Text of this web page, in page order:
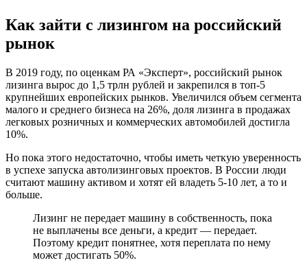
Как зайти с лизингом на российский
рынок
В 2019 году, по оценкам РА «Эксперт», российский рынок
лизинга вырос до 1,5 трлн рублей и закрепился в топ-5
крупнейших европейских рынков. Увеличился объем сегмента
малого и среднего бизнеса на 26%, доля лизинга в продажах
легковых розничных и коммерческих автомобилей достигла
10%.
Но пока этого недостаточно, чтобы иметь четкую уверенность
в успехе запуска автолизинговых проектов. В России люди
считают машину активом и хотят ей владеть 5-10 лет, а то и
больше.
Лизинг не передает машину в собственность, пока
не выплачены все деньги, а кредит — передает.
Поэтому кредит понятнее, хотя переплата по нему
может достигать 50%.